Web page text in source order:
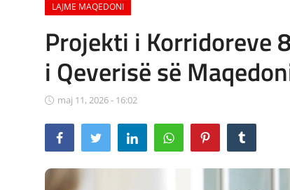
LAJME MAQEDONI
SHQIPERI
KOSOVA
LAJME NGA BOTA
SHOWBIZ
LAJME MAQEDONI
Projekti i Korridoreve
i Qeverisë së
maj 11, 2026 - 16:02